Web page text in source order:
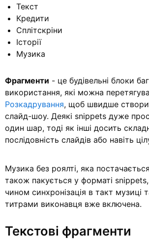
Текст
Кредити
Сплітскріни
Історії
Музика
Фрагменти - це будівельні блоки
використання, які можна
Розкадрування, щоб швидше
слайд-шоу. Деякі snippets дуже
один шар, тоді як інші досить
послідовність слайдів або навіть
Музика без роялті, яка
також пакується у форматі
чином синхронізація в такт музиці
титрами виконавця вже включена.
Текстові фрагменти